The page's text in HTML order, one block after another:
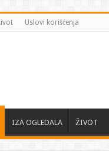
Uslovi korišćenja
IZA OGLEDALA ŽIVOT